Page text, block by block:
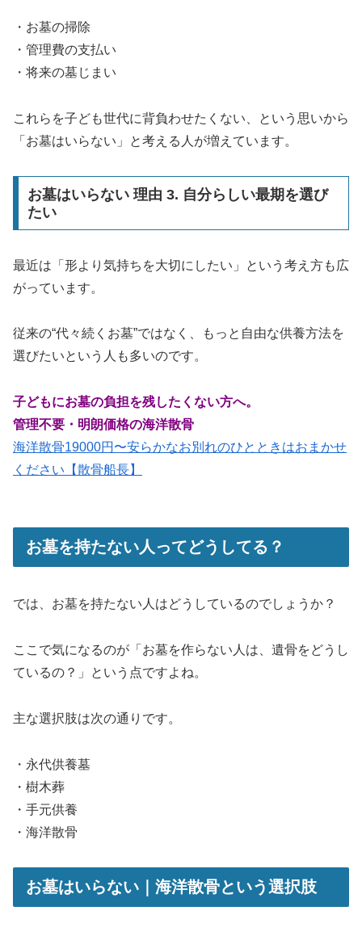
・お墓の掃除
・管理費の支払い
・将来の墓じまい
これらを子ども世代に背負わせたくない、という思いから
「お墓はいらない」と考える人が増えています。
お墓はいらない 理由 3. 自分らしい最期を選び
たい
最近は「形より気持ちを大切にしたい」という考え方も広
がっています。
従来の“代々続くお墓”ではなく、もっと自由な供養方法を
選びたいという人も多いのです。
子どもにお墓の負担を残したくない方へ。
管理不要・明朗価格の海洋散骨
海洋散骨19000円〜安らかなお別れのひとときはおまかせ
ください【散骨船長】
お墓を持たない人ってどうしてる？
では、お墓を持たない人はどうしているのでしょうか？
ここで気になるのが「お墓を作らない人は、遺骨をどうし
ているの？」という点ですよね。
主な選択肢は次の通りです。
・永代供養墓
・樹木葬
・手元供養
・海洋散骨
お墓はいらない｜海洋散骨という選択肢